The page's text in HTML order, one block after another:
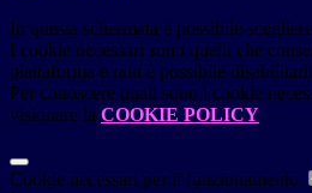
In questa schermata è possibile
I cookie necessari sono quelli che
piattaforma e non è possibile
Per conoscere quali sono i cookie
visionare la COOKIE POLICY.
Cookie necessari per il funzionamento